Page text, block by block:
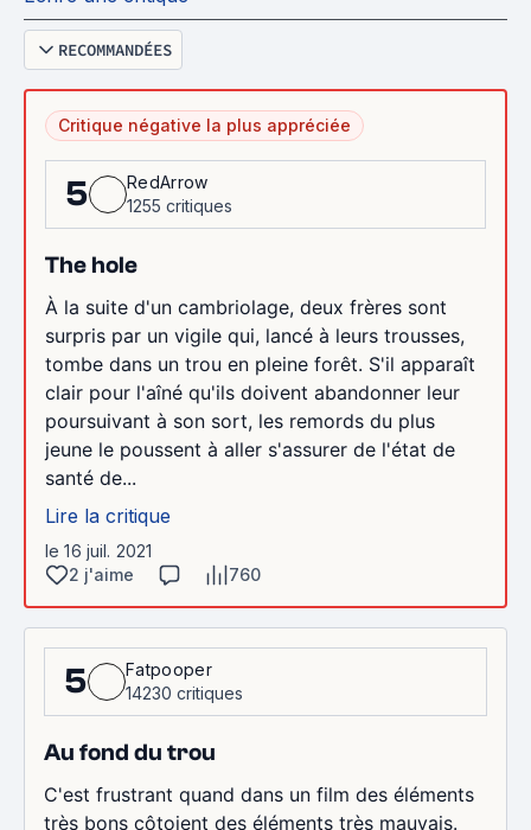
RECOMMANDÉES
Critique négative la plus appréciée
5
RedArrow
1255 critiques
The hole
À la suite d'un cambriolage, deux frères sont
surpris par un vigile qui, lancé à leurs trousses,
tombe dans un trou en pleine forêt. S'il apparaît
clair pour l'aîné qu'ils doivent abandonner leur
poursuivant à son sort, les remords du plus
jeune le poussent à aller s'assurer de l'état de
santé de...
Lire la critique
le 16 juil. 2021
2 j'aime
760
5
Fatpooper
14230 critiques
Au fond du trou
C'est frustrant quand dans un film des éléments
très bons côtoient des éléments très mauvais.